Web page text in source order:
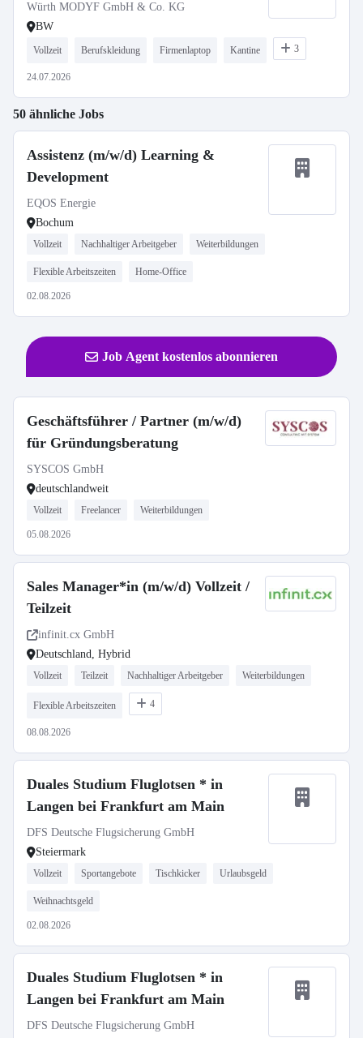
Würth MODYF GmbH & Co. KG
BW
Vollzeit Berufskleidung Firmenlaptop Kantine 3
24.07.2026
50 ähnliche Jobs
Assistenz (m/w/d) Learning &
Development
EQOS Energie
Bochum
Vollzeit Nachhaltiger Arbeitgeber Weiterbildungen
Flexible Arbeitszeiten Home-Office
02.08.2026
Job Agent kostenlos abonnieren
Geschäftsführer / Partner (m/w/d)
für Gründungsberatung
SYSCOS GmbH
deutschlandweit
Vollzeit Freelancer Weiterbildungen
05.08.2026
Sales Manager*in (m/w/d) Vollzeit /
Teilzeit
infinit.cx GmbH
Deutschland, Hybrid
Vollzeit Teilzeit Nachhaltiger Arbeitgeber Weiterbildungen
Flexible Arbeitszeiten 4
08.08.2026
Duales Studium Fluglotsen * in
Langen bei Frankfurt am Main
DFS Deutsche Flugsicherung GmbH
Steiermark
Vollzeit Sportangebote Tischkicker Urlaubsgeld
Weihnachtsgeld
02.08.2026
Duales Studium Fluglotsen * in
Langen bei Frankfurt am Main
DFS Deutsche Flugsicherung GmbH